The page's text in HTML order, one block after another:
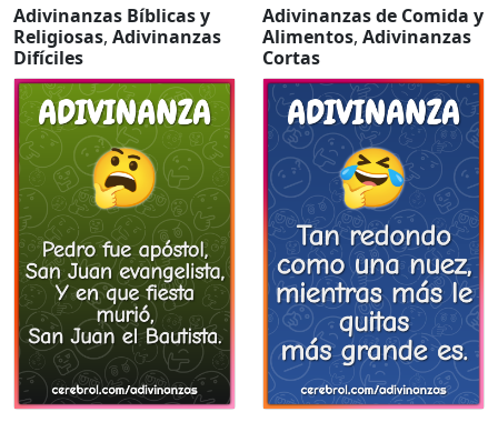
Adivinanzas Bíblicas y
Religiosas, Adivinanzas
Difíciles
Adivinanzas de Comida y
Alimentos, Adivinanzas
Cortas